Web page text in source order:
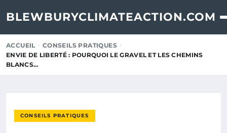
BLEWBURYCLIMATEACTION.COM
ACCUEIL
CONSEILS PRATIQUES
ENVIE DE LIBERTÉ : POURQUOI LE GRAVEL ET LES CHEMINS
BLANCS…
CONSEILS PRATIQUES